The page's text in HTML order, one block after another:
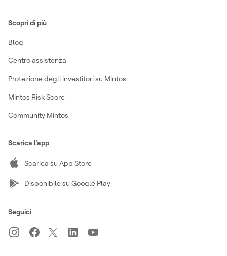
Scopri di più
Blog
Centro assistenza
Protezione degli investitori su Mintos
Mintos Risk Score
Community Mintos
Scarica l'app
Scarica su App Store
Disponibile su Google Play
Seguici